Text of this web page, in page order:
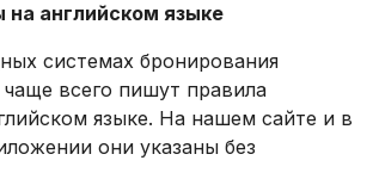
на английском языке
системах бронирования
всего пишут правила
языке. На нашем сайте и в
они указаны без